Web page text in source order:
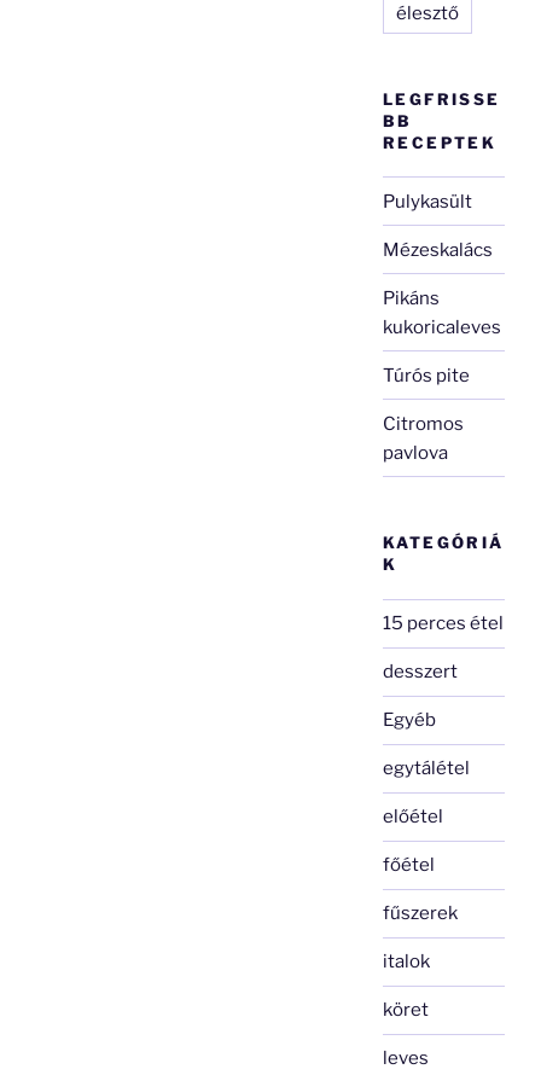
élesztő
LEGFRISSE
BB
RECEPTEK
Pulykasült
Mézeskalács
Pikáns
kukoricaleves
Túrós pite
Citromos
pavlova
KATEGÓRIÁ
K
15 perces étel
desszert
Egyéb
egytálétel
előétel
főétel
fűszerek
italok
köret
leves